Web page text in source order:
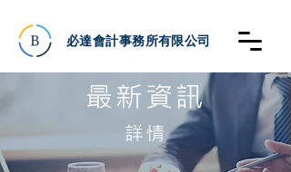
必達會計事務所有限公司
最新資訊
詳情